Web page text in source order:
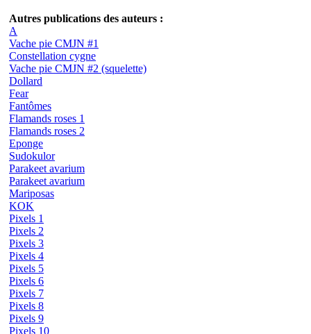
Autres publications des auteurs :
A
Vache pie CMJN #1
Constellation cygne
Vache pie CMJN #2 (squelette)
Dollard
Fear
Fantômes
Flamands roses 1
Flamands roses 2
Eponge
Sudokulor
Parakeet avarium
Parakeet avarium
Mariposas
KOK
Pixels 1
Pixels 2
Pixels 3
Pixels 4
Pixels 5
Pixels 6
Pixels 7
Pixels 8
Pixels 9
Pixels 10